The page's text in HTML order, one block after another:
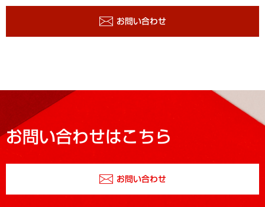
お問い合わせ
お問い合わせはこちら
お問い合わせ